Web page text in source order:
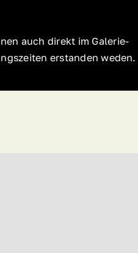
auch direkt im Galerie-
erstanden weden.